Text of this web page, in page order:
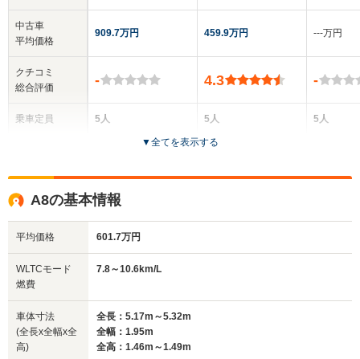
中古車
平均価格
クチコミ
総合評価
乗車定員
サイズ
(全長x全幅x全高)
909.7万円
-
5人
全幅
1.95m
459.9万円
4.3
5人
5ドア
‐‐‐万円
-
5人
▼全てを表示する
A8の基本情報
平均価格 601.7万円
WLTCモード
燃費
7.8～10.6km/L
車体寸法
(全長x全幅x全
高)
全長：5.17m～5.32m
全幅：1.95m
全高：1.46m～1.49m